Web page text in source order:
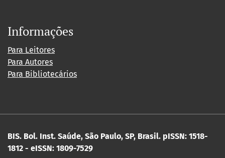
Informações
Para Leitores
Para Autores
Para Bibliotecários
BIS. Bol. Inst. Saúde, São Paulo, SP, Brasil. pISSN: 1518-
1812 - eISSN: 1809-7529